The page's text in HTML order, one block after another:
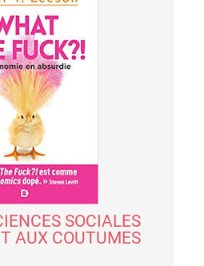
SOCIALES
AUX COUTUMES